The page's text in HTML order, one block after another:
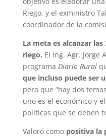
Riego, y el exministro
coordinador de la
La meta es alcanzar
riego. El Ing. Agr. Jorge
programa Diario Rural
que incluso puede ser
pero que “hay dos
uno es el económico y
políticas que se deben
Valoró como positiva la